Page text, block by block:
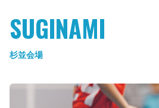
SUGINAMI
杉並会場